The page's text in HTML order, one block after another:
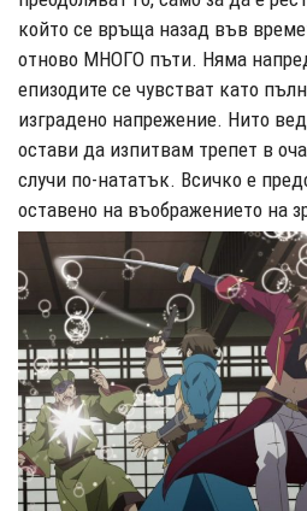
който се връща назад във
отново МНОГО пъти. Няма
епизодите се чувстват като
изградено напрежение. Нито
остави да изпитвам трепет в
случи по-нататък. Всичко е
оставено на въображението на